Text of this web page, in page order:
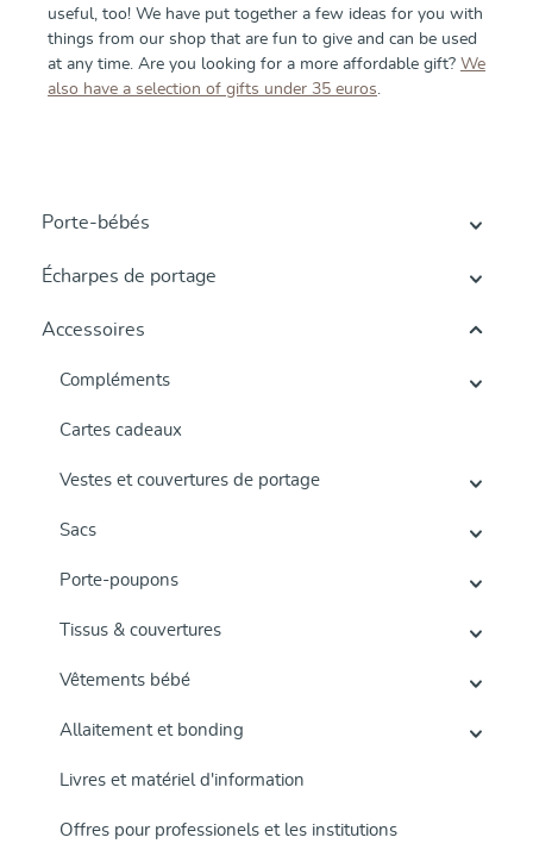
useful, too! We have put together a few ideas for you with
things from our shop that are fun to give and can be used
at any time. Are you looking for a more affordable gift? We
also have a selection of gifts under 35 euros.
Porte-bébés
Écharpes de portage
Accessoires
Compléments
Cartes cadeaux
Vestes et couvertures de portage
Sacs
Porte-poupons
Tissus & couvertures
Vêtements bébé
Allaitement et bonding
Livres et matériel d'information
Offres pour professionels et les institutions